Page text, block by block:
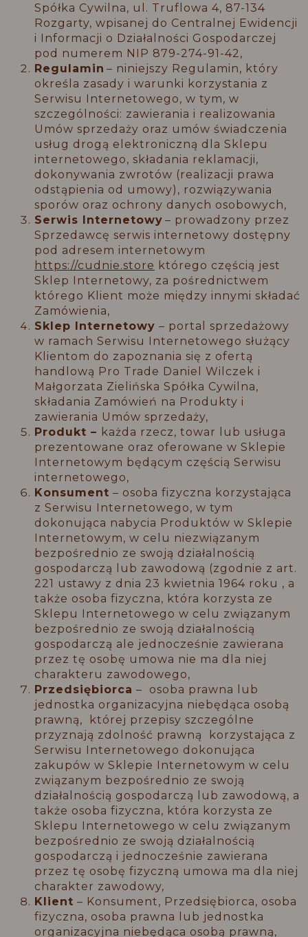
Spółka Cywilna, ul. Truflowa 4, 87-134
Rozgarty, wpisanej do Centralnej Ewidencji
i Informacji o Działalności Gospodarczej
pod numerem NIP 879-274-91-42,
Regulamin – niniejszy Regulamin, który
określa zasady i warunki korzystania z
Serwisu Internetowego, w tym, w
szczególności: zawierania i realizowania
Umów sprzedaży oraz umów świadczenia
usług drogą elektroniczną dla Sklepu
internetowego, składania reklamacji,
dokonywania zwrotów (realizacji prawa
odstąpienia od umowy), rozwiązywania
sporów oraz ochrony danych osobowych,
Serwis Internetowy – prowadzony przez
Sprzedawcę serwis internetowy dostępny
pod adresem internetowym
https://cudnie.store którego częścią jest
Sklep Internetowy, za pośrednictwem
którego Klient może między innymi składać
Zamówienia,
Sklep Internetowy – portal sprzedażowy
w ramach Serwisu Internetowego służący
Klientom do zapoznania się z ofertą
handlową Pro Trade Daniel Wilczek i
Małgorzata Zielińska Spółka Cywilna,
składania Zamówień na Produkty i
zawierania Umów sprzedaży,
Produkt – każda rzecz, towar lub usługa
prezentowane oraz oferowane w Sklepie
Internetowym będącym częścią Serwisu
internetowego,
Konsument – osoba fizyczna korzystająca
z Serwisu Internetowego, w tym
dokonująca nabycia Produktów w Sklepie
Internetowym, w celu niezwiązanym
bezpośrednio ze swoją działalnością
gospodarczą lub zawodową (zgodnie z art.
221 ustawy z dnia 23 kwietnia 1964 roku , a
także osoba fizyczna, która korzysta ze
Sklepu Internetowego w celu związanym
bezpośrednio ze swoją działalnością
gospodarczą ale jednocześnie zawierana
przez tę osobę umowa nie ma dla niej
charakteru zawodowego,
Przedsiębiorca – osoba prawna lub
jednostka organizacyjna niebędąca osobą
prawną, której przepisy szczególne
przyznają zdolność prawną korzystająca z
Serwisu Internetowego dokonująca
zakupów w Sklepie Internetowym w celu
związanym bezpośrednio ze swoją
działalnością gospodarczą lub zawodową, a
także osoba fizyczna, która korzysta ze
Sklepu Internetowego w celu związanym
bezpośrednio ze swoją działalnością
gospodarczą i jednocześnie zawierana
przez tę osobę fizyczną umowa ma dla niej
charakter zawodowy,
Klient – Konsument, Przedsiębiorca, osoba
fizyczna, osoba prawna lub jednostka
organizacyjna niebędąca osobą prawną,